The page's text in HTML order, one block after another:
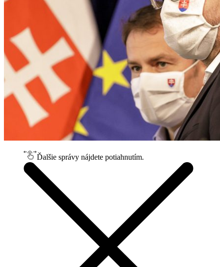
Ďalšie správy nájdete potiahnutím.